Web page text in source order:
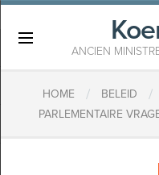
ANCIEN
HOME / BELEID /
PARLEMENTAIRE